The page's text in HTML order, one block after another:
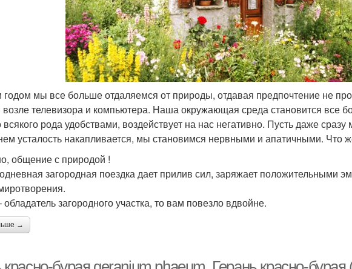
мы все больше отдаляемся от природы, отдавая предпочтение не
телевизора и компьютера. Наша окружающая среда становится все
всякого рода удобствами, воздействует на нас негативно. Пусть даже
усталость накапливается, мы становимся нервными и апатичными. Что
общение с природой !
загородная поездка дает прилив сил, заряжает положительными
загородного участка, то вам повезло вдвойне.
→